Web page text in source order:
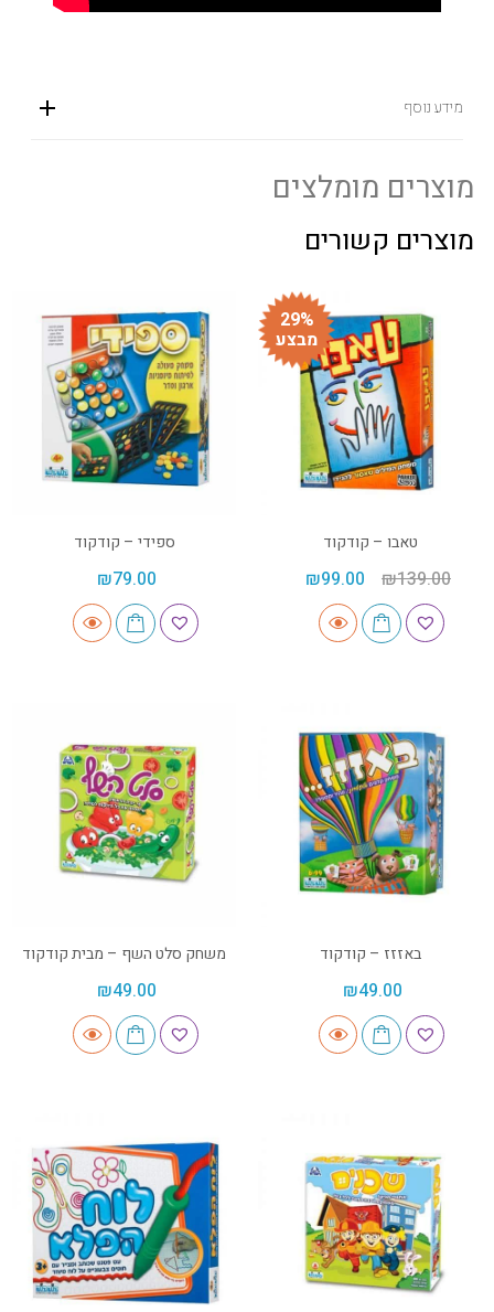
מידע נוסף
מוצרים מומלצים
מוצרים קשורים
29%
מבצע
טאבו – קודקוד
₪139.00
₪99.00
ספידי – קודקוד
₪79.00
באזזז – קודקוד
₪49.00
משחק סלט השף – מבית קודקוד
₪49.00